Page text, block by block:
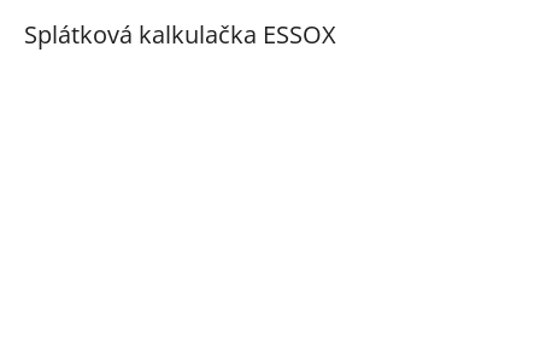
Splátková kalkulačka ESSOX